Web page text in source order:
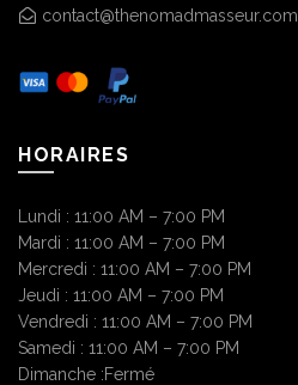
contact@thenomadmasseur.com
HORAIRES
Lundi : 11:00 AM – 7:00 PM
Mardi : 11:00 AM – 7:00 PM
Mercredi : 11:00 AM – 7:00 PM
Jeudi : 11:00 AM – 7:00 PM
Vendredi : 11:00 AM – 7:00 PM
Samedi : 11:00 AM – 7:00 PM
Dimanche :Fermé